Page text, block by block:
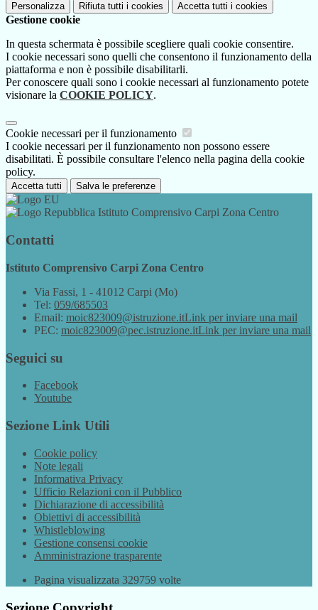
Personalizza Rifiuta tutti i cookies Accetta tutti i cookies
Gestione cookie
In questa schermata è possibile scegliere quali cookie consentire.
I cookie necessari sono quelli che consentono il funzionamento della
piattaforma e non è possibile disabilitarli.
Per conoscere quali sono i cookie necessari al funzionamento potete
visionare la COOKIE POLICY.
Cookie necessari per il funzionamento
I cookie necessari per il funzionamento non possono essere
disabilitati. È possibile consultare l'elenco nella pagina della cookie
policy.
Accetta tutti Salva le preferenze
Istituto Comprensivo Carpi Zona Centro
Contatti
Istituto Comprensivo Carpi Zona Centro
Via Fassi, 1 - 41012 Carpi (Mo)
Tel: 059/685503
Email: moic823009@istruzione.itLink per inviare una mail
PEC: moic823009@pec.istruzione.itLink per inviare una mail
Seguici su
Facebook
Youtube
Sezione Link Utili
Cookie policy
Note legali
Informativa Privacy
Ufficio Relazioni con il Pubblico
Dichiarazione di accessibilità
Obiettivi di accessibilità
Whistleblowing
Gestione consensi cookie
Amministrazione trasparente
Pagina visualizzata 329759 volte